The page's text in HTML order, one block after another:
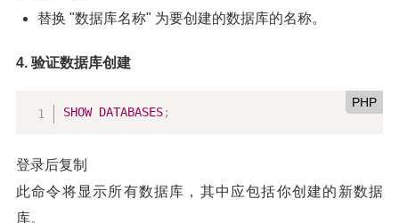
替换 "数据库名称" 为要创建的数据库的名称。
4. 验证数据库创建
PHP
SHOW DATABASES;
登录后复制
此命令将显示所有数据库，其中应包括你创建的新数据
库。